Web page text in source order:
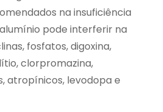
na insuficiência
pode interferir na
fosfatos, digoxina,
clorpromazina,
atropínicos, levodopa e